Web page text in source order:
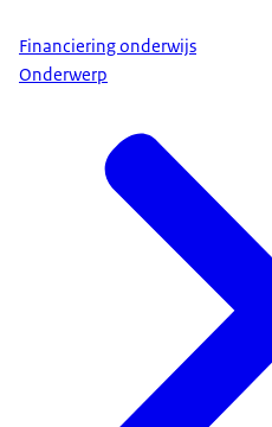
Financiering onderwijs
Onderwerp